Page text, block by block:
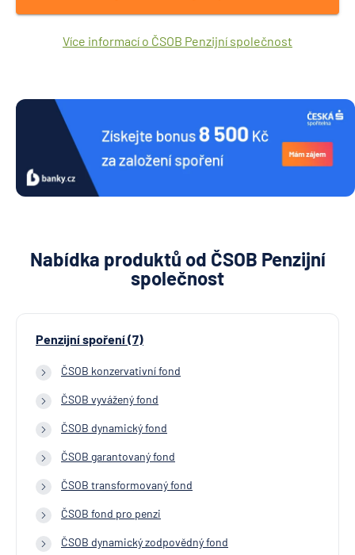
Více informací o ČSOB Penzijní společnost
Nabídka produktů od ČSOB Penzijní
společnost
Penzijní spoření (7)
ČSOB konzervativní fond
ČSOB vyvážený fond
ČSOB dynamický fond
ČSOB garantovaný fond
ČSOB transformovaný fond
ČSOB fond pro penzi
ČSOB dynamický zodpovědný fond